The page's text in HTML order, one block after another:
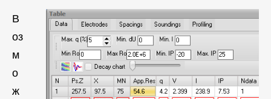
В
оз
м
о
ж